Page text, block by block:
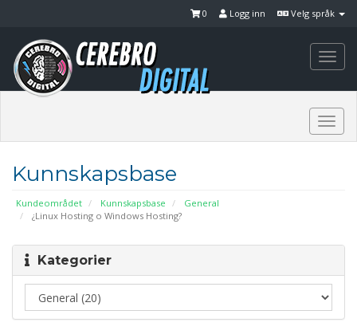
Velg språk
Logg inn
0
Kunnskapsbase
Kundeområdet Kunnskapsbase
General
¿Linux Hosting o Windows Hosting?
Kategorier